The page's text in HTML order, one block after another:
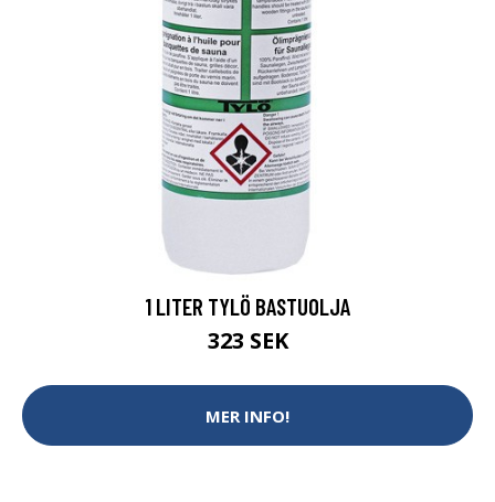
1 LITER TYLÖ BASTUOLJA
323 SEK
MER INFO!